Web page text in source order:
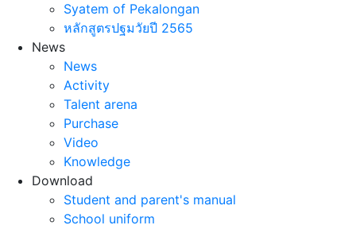
Syatem of Pekalongan
หลักสูตรปฐมวัยปี 2565
News
News
Activity
Talent arena
Purchase
Video
Knowledge
Download
Student and parent's manual
School uniform